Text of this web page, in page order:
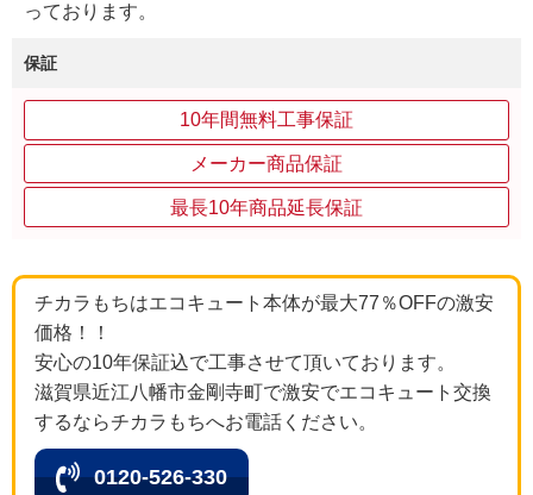
っております。
保証
10年間無料工事保証
メーカー商品保証
最長10年商品延長保証
チカラもちはエコキュート本体が最大77％OFFの激安
価格！！
安心の10年保証込で工事させて頂いております。
滋賀県近江八幡市金剛寺町で激安でエコキュート交換
するならチカラもちへお電話ください。
0120-526-330